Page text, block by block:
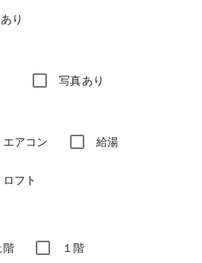
り
写真あり
エアコン 給湯
ロフト
階 １階